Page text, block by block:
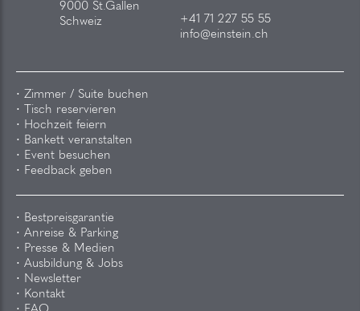
9000 St.Gallen
Schweiz
+41 71 227 55 55
info@einstein.ch
Zimmer / Suite buchen
Tisch reservieren
Hochzeit feiern
Bankett veranstalten
Event besuchen
Feedback geben
Bestpreisgarantie
Anreise & Parking
Presse & Medien
Ausbildung & Jobs
Newsletter
Kontakt